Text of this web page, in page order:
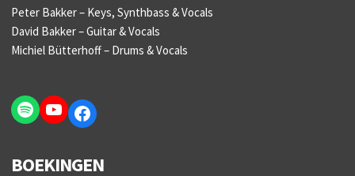
Peter Bakker – Keys, Synthbass & Vocals
David Bakker – Guitar & Vocals
Michiel Bütterhoff – Drums & Vocals
SpotifyYouTubeFacebook
BOEKINGEN